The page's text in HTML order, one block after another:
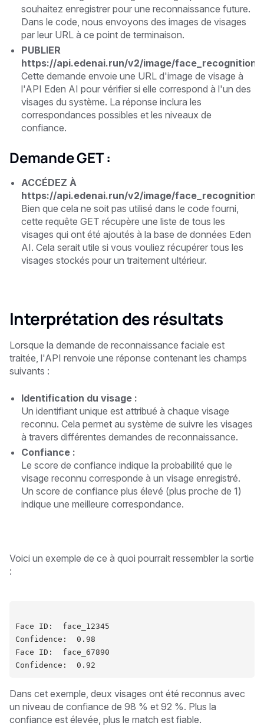
souhaitez enregistrer pour une reconnaissance future.
Dans le code, nous envoyons des images de visages
par leur URL à ce point de terminaison.
PUBLIER
https://api.edenai.run/v2/image/face_recognition/
Cette demande envoie une URL d'image de visage à
l'API Eden AI pour vérifier si elle correspond à l'un des
visages du système. La réponse inclura les
correspondances possibles et les niveaux de
confiance.
Demande GET :
ACCÉDEZ À
https://api.edenai.run/v2/image/face_recognition/
Bien que cela ne soit pas utilisé dans le code fourni,
cette requête GET récupère une liste de tous les
visages qui ont été ajoutés à la base de données Eden
AI. Cela serait utile si vous vouliez récupérer tous les
visages stockés pour un traitement ultérieur.
Interprétation des résultats
Lorsque la demande de reconnaissance faciale est
traitée, l'API renvoie une réponse contenant les champs
suivants :
Identification du visage :
Un identifiant unique est attribué à chaque visage
reconnu. Cela permet au système de suivre les visages
à travers différentes demandes de reconnaissance.
Confiance :
Le score de confiance indique la probabilité que le
visage reconnu corresponde à un visage enregistré.
Un score de confiance plus élevé (plus proche de 1)
indique une meilleure correspondance.
Voici un exemple de ce à quoi pourrait ressembler la sortie
:
Face ID:  face_12345
Confidence:  0.98
Face ID:  face_67890
Confidence:  0.92
Dans cet exemple, deux visages ont été reconnus avec
un niveau de confiance de 98 % et 92 %. Plus la
confiance est élevée, plus le match est fiable.